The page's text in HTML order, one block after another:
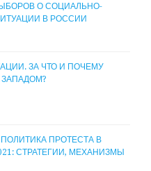
О СОЦИАЛЬНО-
В РОССИИ
ЗА ЧТО И ПОЧЕМУ
ПРОТЕСТА В
СТРАТЕГИИ, МЕХАНИЗМЫ